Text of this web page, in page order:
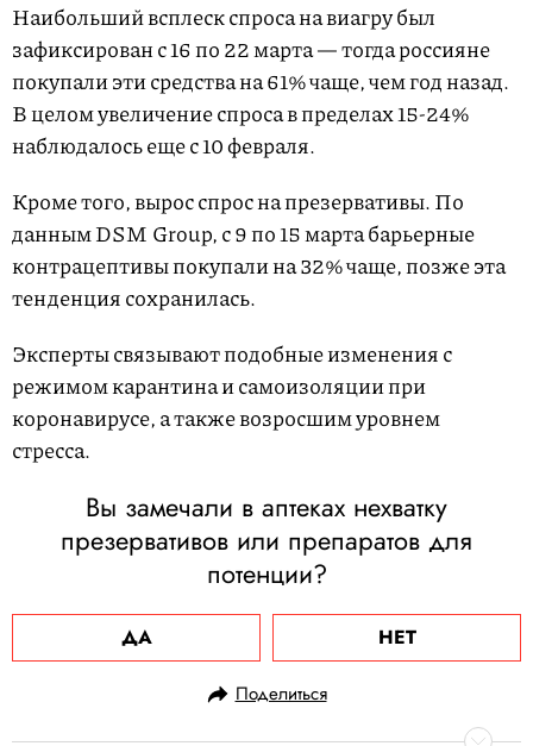
Наибольший всплеск спроса на виагру был
зафиксирован с 16 по 22 марта — тогда россияне
покупали эти средства на 61% чаще, чем год назад.
В целом увеличение спроса в пределах 15-24%
наблюдалось еще с 10 февраля.
Кроме того, вырос спрос на презервативы. По
данным DSM Group, с 9 по 15 марта барьерные
контрацептивы покупали на 32% чаще, позже эта
тенденция сохранилась.
Эксперты связывают подобные изменения с
режимом карантина и самоизоляции при
коронавирусе, а также возросшим уровнем
стресса.
Вы замечали в аптеках нехватку
презервативов или препаратов для
потенции?
ДА НЕТ
Поделиться